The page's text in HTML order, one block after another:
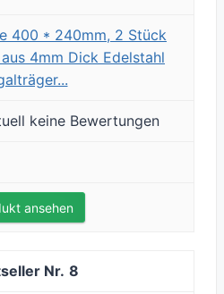
400 * 240mm, 2 Stück
4mm Dick Edelstahl
keine Bewertungen
ansehen
8